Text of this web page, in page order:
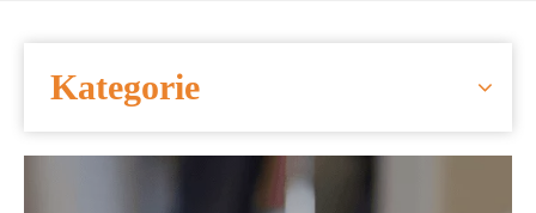
NACHRICHTEN
KONTAKTIERE UNS
Kategorie